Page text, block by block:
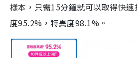
樣本，只需15分鐘就可以取得快
度95.2%，特異度98.1%。